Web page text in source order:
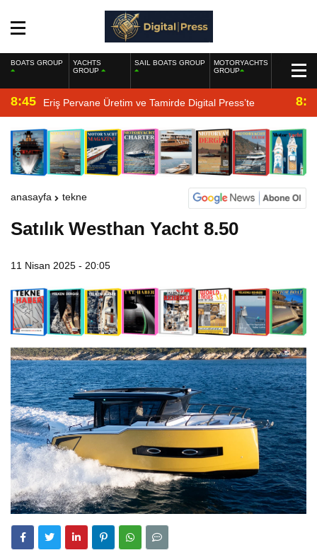
BOATS GROUP
YACHTS
GROUP
SAIL BOATS GROUP
MOTORYACHTS
GROUP
8:45 Eriş Pervane Üretim ve Tamirde Digital Press’te
anasayfa tekne
Satılık Westhan Yacht 8.50
11 Nisan 2025 - 20:05